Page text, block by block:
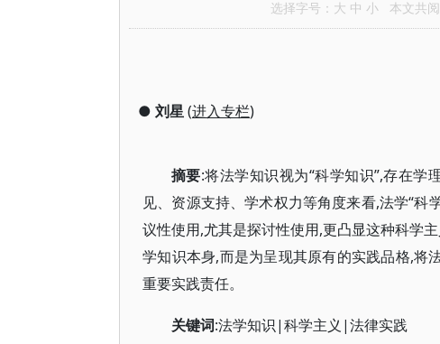
选择字号： 大 中 小 本文共
● 刘星(进入专栏)
摘要:将法学知识视为“科学知识”,存在
见、资源支持、学术权力等角度来看,法学“科
议性使用,尤其是探讨性使用,更凸显这种科学
学知识本身,而是为呈现其原有的实践品格,将
重要实践责任。
关键词:法学知识|科学主义|法律实践